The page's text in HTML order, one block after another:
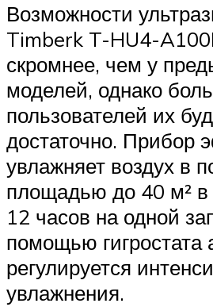
Возможности
Timberk T-HU4-
скромнее, чем у
моделей, однако
пользователей их
достаточно. Прибор
увлажняет воздух в
площадью до 40 м² в
12 часов на одной
помощью гигростата
регулируется
увлажнения.